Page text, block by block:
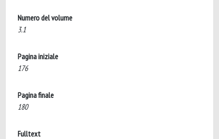
Numero del volume
3.1
Pagina iniziale
176
Pagina finale
180
Fulltext